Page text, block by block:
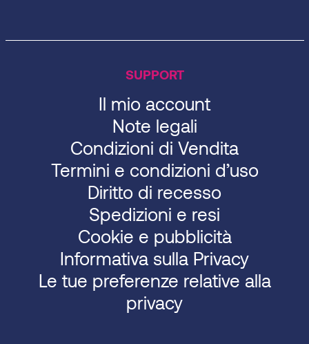
SUPPORT
Il mio account
Note legali
Condizioni di Vendita
Termini e condizioni d’uso
Diritto di recesso
Spedizioni e resi
Cookie e pubblicità
Informativa sulla Privacy
Le tue preferenze relative alla
privacy